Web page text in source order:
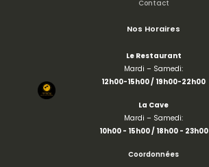
Contact
Nos Horaires
Le Restaurant
Mardi – Samedi:
12h00-15h00 / 19h00-22h00
La Cave
Mardi – Samedi:
10h00 - 15h00 / 18h00 - 23h00
Coordonnées